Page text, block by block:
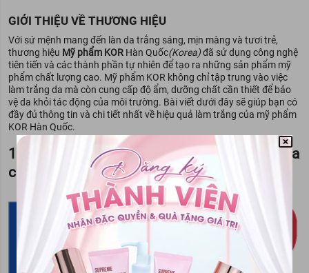
GIỚI THIỆU VỀ THƯƠNG HIỆU
Với sứ mệnh mang đến làn da trắng sáng, mịn màng và tươi trẻ,
thương hiệu Mỹ phẩm KOR Hàn Quốc(Korea)đã sử dụng công nghệ
tiên tiến và các thành phần tự nhiên để tạo ra những sản phẩm mỹ
phẩm chất lượng cao. Mỹ phẩm KOR không chỉ tập trung vào việc
làm trắng da mà còn cung cấp độ ẩm, dưỡng chất cần thiết để bảo
vệ da khỏi tác động của môi trường. Bài viết dưới đây sẽ giúp bạn có
đầy đủ thông tin và chi tiết nhất về hiệu quả làm trắng của mỹ phẩm
KOR Hàn Quốc.
1. Vì sao mỹ phẩm KOR Hàn Quốc lại được ưa
chuộng tại Việt Nam